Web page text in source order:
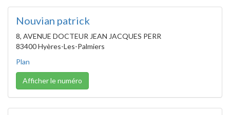
Nouvian patrick
8, AVENUE DOCTEUR JEAN JACQUES PERR
83400 Hyères-Les-Palmiers
Plan
Afficher le numéro